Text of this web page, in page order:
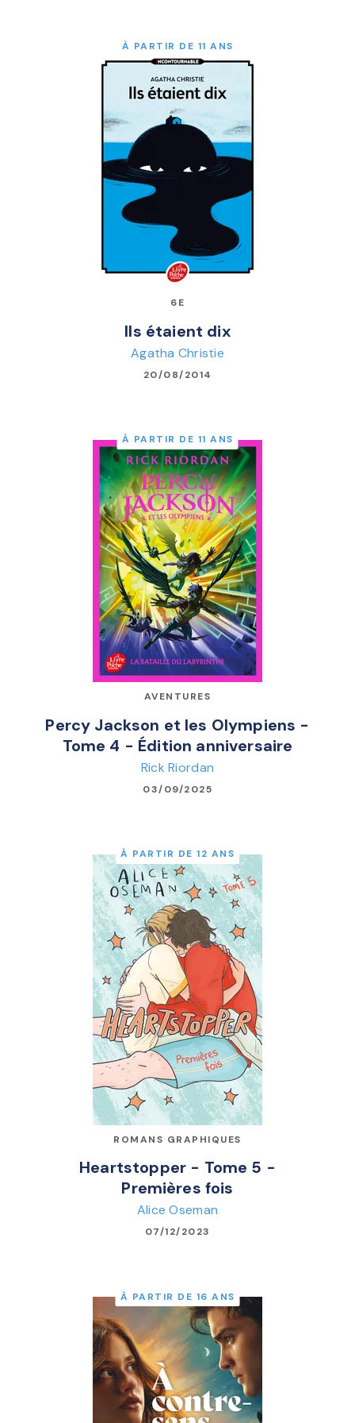
À PARTIR DE 11 ANS
6E
Ils étaient dix
Agatha Christie
20/08/2014
À PARTIR DE 11 ANS
AVENTURES
Percy Jackson et les Olympiens -
Tome 4 - Édition anniversaire
Rick Riordan
03/09/2025
À PARTIR DE 12 ANS
ROMANS GRAPHIQUES
Heartstopper - Tome 5 -
Premières fois
Alice Oseman
07/12/2023
À PARTIR DE 16 ANS